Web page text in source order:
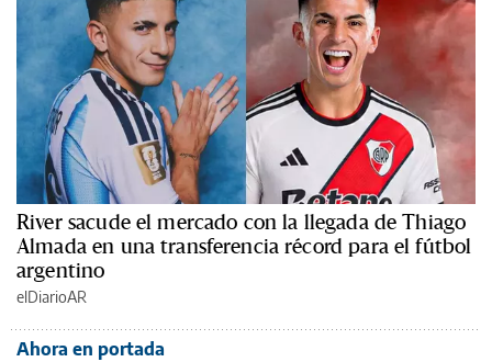
River sacude el mercado con la llegada de Thiago
Almada en una transferencia récord para el fútbol
argentino
elDiarioAR
Ahora en portada